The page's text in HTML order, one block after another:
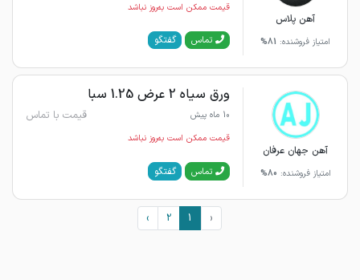
آهن پلاس
امتیاز فروشنده: 81%
قیمت ممکن است به‌روز نباشد
تماس گفتگو
آهن جهان عرفان
امتیاز فروشنده: 80%
ورق سیاه 2 عرض 1.25 سبا
10 ماه پیش قیمت با تماس
قیمت ممکن است به‌روز نباشد
تماس گفتگو
‹
1
2
›